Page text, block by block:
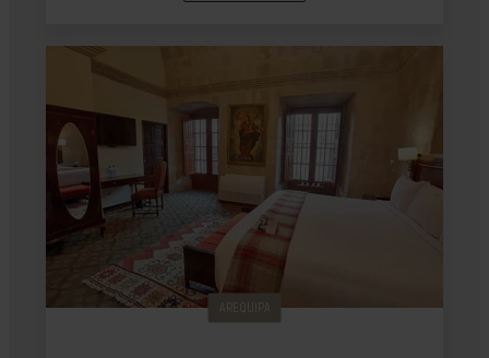
AREQUIPA